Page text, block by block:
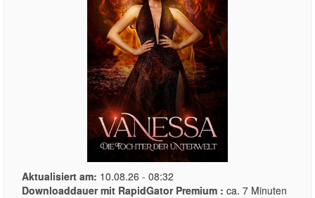
Aktualisiert am: 10.08.26 - 08:32
Downloaddauer mit RapidGator Premium : ca. 7 Minuten